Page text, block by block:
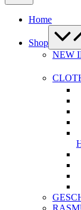
Home
Shop
Menü-
Schalter
NEW